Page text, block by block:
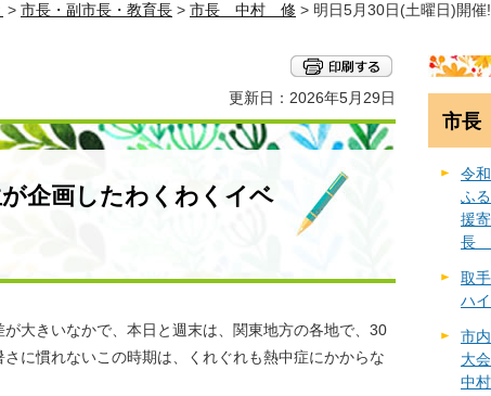
> 市長・副市長・教育長 > 市長 中村 修 > 明日5月30日(土曜日)開催
更新日：2026年5月29日
企画したわくわくイベ
大きいなかで、本日と週末は、関東地方の各地で、30
に慣れないこの時期は、くれぐれも熱中症にかからな
市
令
ふ
援
長
取
ハ
市
大
中村